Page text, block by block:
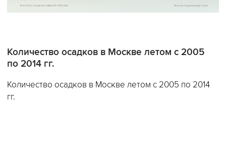
Количество осадков в Москве летом с 2005
по 2014 гг.
Количество осадков в Москве летом с 2005 по 2014
гг.